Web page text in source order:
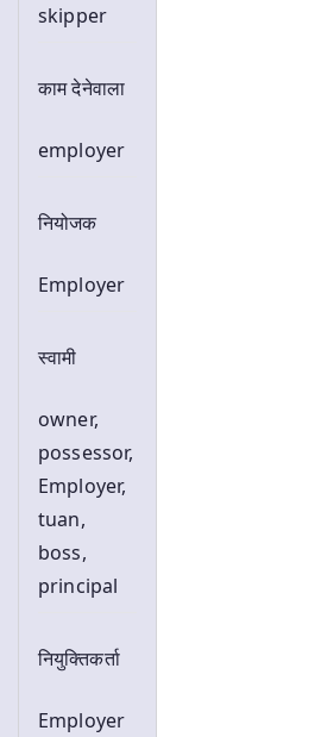
skipper
काम देनेवाला
employer
नियोजक
Employer
स्वामी
owner,
possessor,
Employer,
tuan,
boss,
principal
नियुक्तिकर्ता
Employer